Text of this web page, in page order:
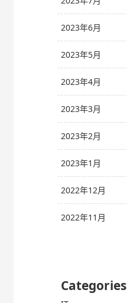
2023年6月
2023年5月
2023年4月
2023年3月
2023年2月
2023年1月
2022年12月
2022年11月
Categories